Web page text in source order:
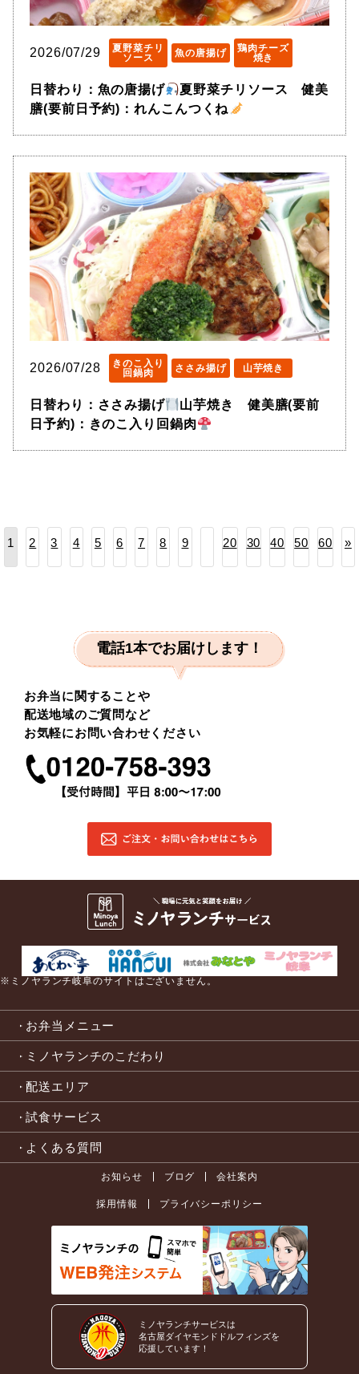
2026/07/29
夏野菜チリ
ソース
魚の唐揚げ
鶏肉チーズ
焼き
日替わり：魚の唐揚げ
夏野菜チリソース 健美
膳(要前日予約)：れんこんつくね
2026/07/28
きのこ入り
回鍋肉
ささみ揚げ 山芋焼き
日替わり：ささみ揚げ
山芋焼き 健美膳(要前
日予約)：きのこ入り回鍋肉
1 2 3 4 5 6 7 8 9 20 30 40 50 60 »
電話1本でお届けします！
お弁当に関することや
配送地域のご質問など
お気軽にお問い合わせください
※ミノヤランチ岐阜のサイトはございません。
お弁当メニュー
ミノヤランチのこだわり
配送エリア
試食サービス
よくある質問
お知らせ ブログ 会社案内
採用情報 プライバシーポリシー
ミノヤランチサービスは
名古屋ダイヤモンドドルフィンズを
応援しています！